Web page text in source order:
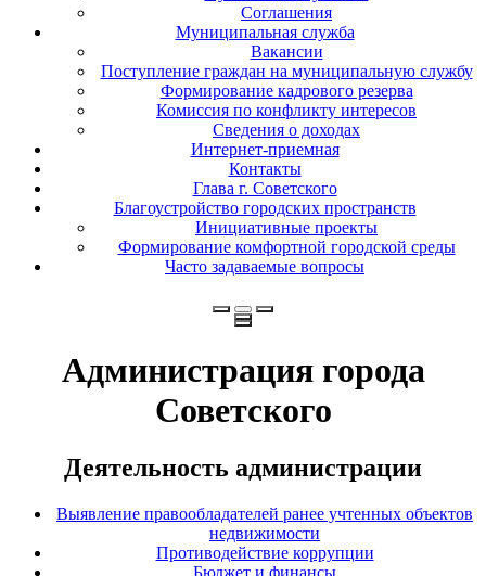
Соглашения
Муниципальная служба
Вакансии
Поступление граждан на муниципальную службу
Формирование кадрового резерва
Комиссия по конфликту интересов
Сведения о доходах
Интернет-приемная
Контакты
Глава г. Советского
Благоустройство городских пространств
Инициативные проекты
Формирование комфортной городской среды
Часто задаваемые вопросы
Администрация города
Советского
Деятельность администрации
Выявление правообладателей ранее учтенных объектов
недвижимости
Противодействие коррупции
Бюджет и финансы